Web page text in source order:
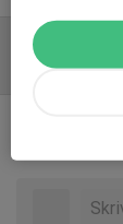
Referat